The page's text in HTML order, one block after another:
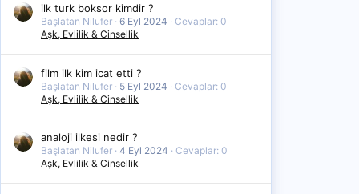
ilk turk boksor kimdir ?
Başlatan Nilufer 6 Eyl 2024
Cevaplar: 0
Aşk, Evlilik & Cinsellik
film ilk kim icat etti ?
Başlatan Nilufer 5 Eyl 2024
Cevaplar: 0
Aşk, Evlilik & Cinsellik
analoji ilkesi nedir ?
Başlatan Nilufer 4 Eyl 2024
Cevaplar: 0
Aşk, Evlilik & Cinsellik